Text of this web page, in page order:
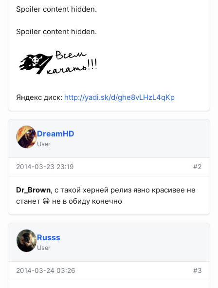
Spoiler content hidden.
Spoiler content hidden.
Яндекс диск: http://yadi.sk/d/ghe8vLHzL4qKp
DreamHD
User
2014-03-23 23:19 #2
Dr_Brown, с такой херней релиз явно красивее не
станет 😀 не в обиду конечно
Russs
User
2014-03-24 03:26 #3